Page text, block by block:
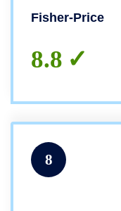
HBB74,
Fisher-Price
8.8
8